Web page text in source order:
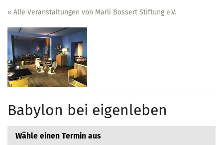
Zum
Inhalt
springen
« Alle Veranstaltungen von Marli Bossert Stiftung e.V.
Babylon bei eigenleben
Wähle einen Termin aus